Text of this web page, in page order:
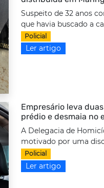
Suspeito de 32 anos
que havia buscado a
Policial
Ler artigo
Empresário leva
prédio e desmaia no
A Delegacia de
motivado por uma
Policial
Ler artigo